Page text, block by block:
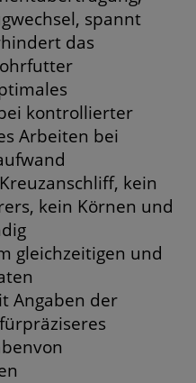
spannt
das
kontrollierter
Arbeiten bei
kein
kein Körnen und
gleichzeitigen und
Angaben der